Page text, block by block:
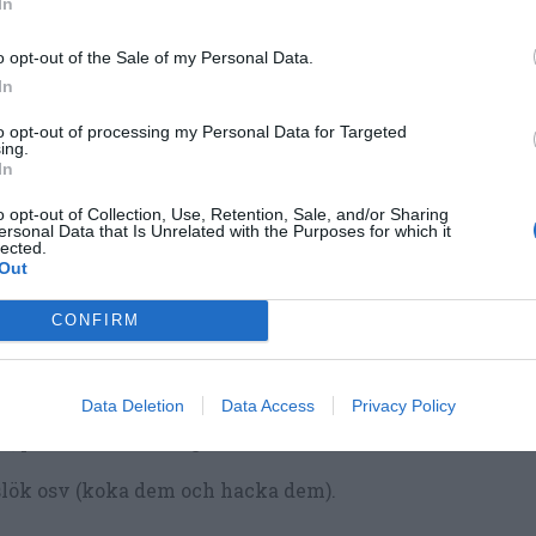
opt-out of the Sale of my Personal Data.
opt-out of processing my Personal Data for Targeted
opt-out of Collection, Use, Retention, Sale, and/or Sharing
Data that Is Unrelated with the Purposes for which it
CONFIRM
Data Deletion Data Access Privacy Policy
grovt innan (här kan du ta med stjälkarna också).
potatis blir också gott.
osv (koka dem och hacka dem).